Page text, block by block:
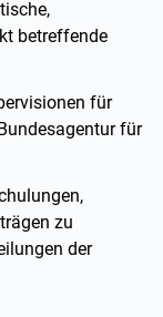
betreffende
für
für
zu
der